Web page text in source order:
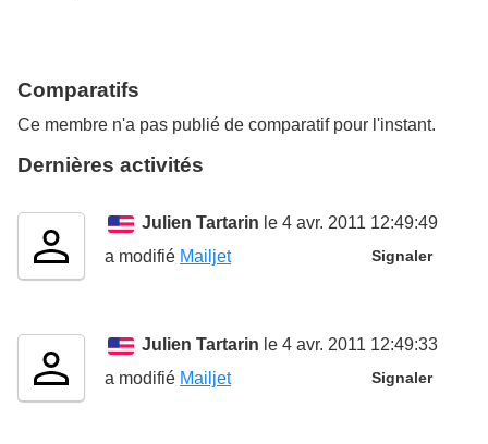
Comparatifs
Ce membre n'a pas publié de comparatif pour l'instant.
Dernières activités
Julien Tartarin le 4 avr. 2011 12:49:49
Signaler
a modifié Mailjet
Julien Tartarin le 4 avr. 2011 12:49:33
Signaler
a modifié Mailjet